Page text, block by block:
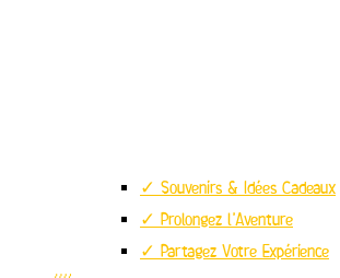
✓ Souvenirs & Idées Cadeaux
✓ Prolongez l’Aventure
✓ Partagez Votre Expérience